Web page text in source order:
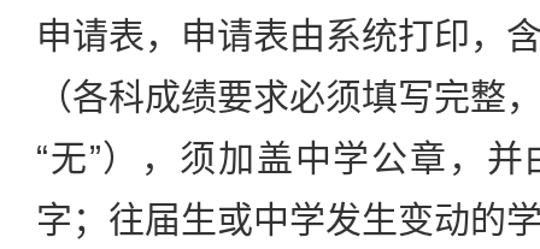
申请表，申请表由系统打印，
（各科成绩要求必须填写完整
“无”），须加盖中学公章，
字；往届生或中学发生变动的